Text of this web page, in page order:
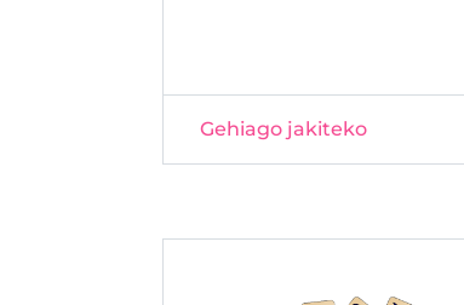
Gehiago jakiteko